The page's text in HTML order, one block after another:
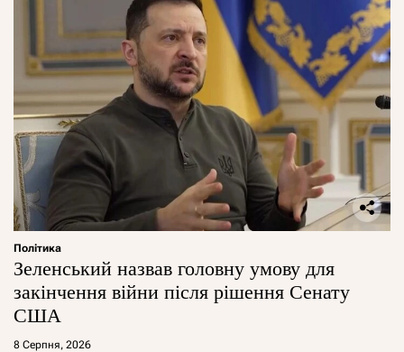
Політика
Зеленський назвав головну умову для
закінчення війни після рішення Сенату
США
8 Серпня, 2026